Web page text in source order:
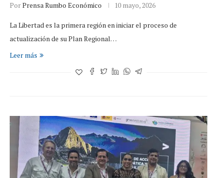
PorPrensa Rumbo Económico 10 mayo, 2026
La Libertad es la primera región en iniciar el proceso de
actualización de su Plan Regional…
Leer más